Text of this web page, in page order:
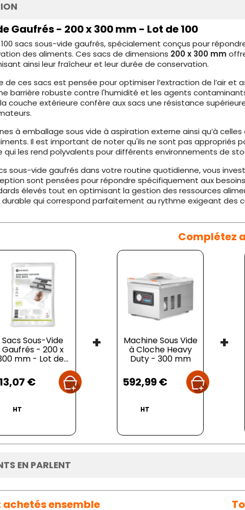
Gaufrés - 200 x 300 mm - Lot de 100
sacs sous-vide gaufrés, spécialement conçus pour
des aliments. Ces sacs de dimensions 200 x 300 mm
ainsi leur fraîcheur et leur durée de conservation.
de ces sacs est pensée pour optimiser l’extraction de l’air et
barrière robuste contre l'humidité et les agents
couche extérieure confère aux sacs une résistance
à emballage sous vide à aspiration externe ainsi qu’à
Il est important de noter qu'ils ne sont pas appropriés
qui les rend polyvalents pour différents environnements de
sous-vide gaufrés dans votre routine quotidienne, vous
sont pensées pour répondre spécifiquement aux
élevés tout en optimisant la gestion des ressources
qui correspond parfaitement au rythme exigeant des
Complétez
Sacs Sous-Vide
Gaufrés - 200 x
mm - Lot de...
13,07 €
HT
+ Machine Sous Vide
à Cloche Heavy
Duty - 300 mm
592,99 €
HT
+
EN PARLENT
ensemble